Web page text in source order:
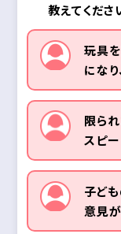
教えてくださ
玩具
にな
限ら
スピー
子ど
意見